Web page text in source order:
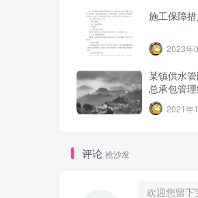
施工保障
2023年
某镇供水
总承包管
2021年
评论 抢沙发